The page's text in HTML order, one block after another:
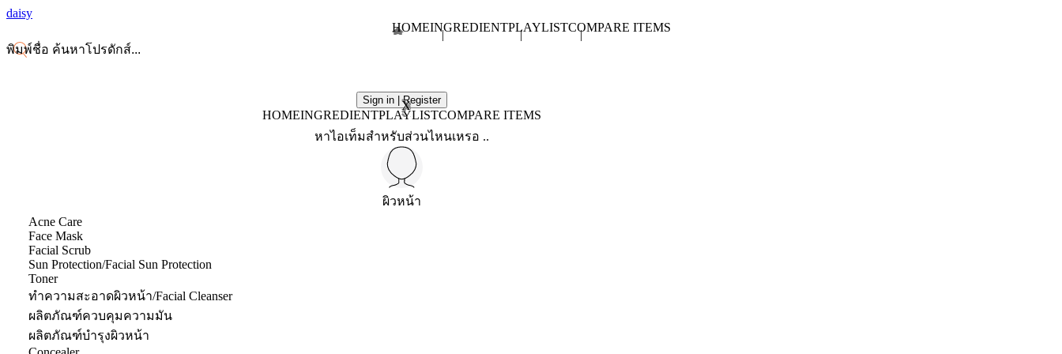
daisy
HOMEINGREDIENTPLAYLISTCOMPARE ITEMS
Sign in | Register
X
HOMEINGREDIENTPLAYLISTCOMPARE ITEMS
หาไอเท็มสำหรับส่วนไหนเหรอ ..
ผิวหน้า
Acne Care
Face Mask
Facial Scrub
Sun Protection/Facial Sun Protection
Toner
ทำความสะอาดผิวหน้า/Facial Cleanser
ผลิตภัณฑ์ควบคุมความมัน
ผลิตภัณฑ์บำรุงผิวหน้า